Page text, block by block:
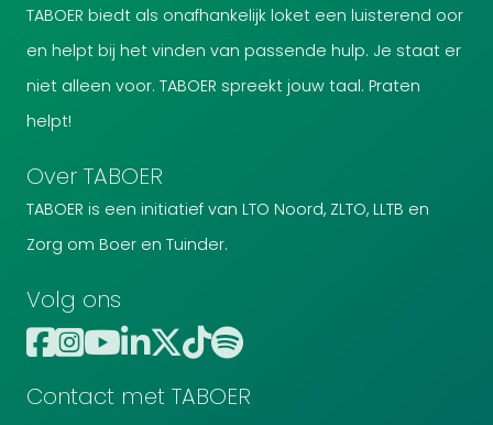
TABOER biedt als onafhankelijk loket een luisterend oor
en helpt bij het vinden van passende hulp. Je staat er
niet alleen voor. TABOER spreekt jouw taal. Praten
helpt!
Over TABOER
TABOER is een initiatief van LTO Noord, ZLTO, LLTB en
Zorg om Boer en Tuinder.
Volg ons
Contact met TABOER